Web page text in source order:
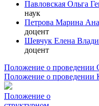
Павловская Ольга
наук
Петрова Марина
доцент
Шевчук Елена
доцент
Положение о проведении
Положение о проведении
Положение о